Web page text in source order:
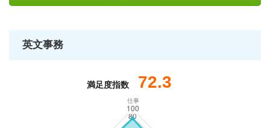
英文事務
満足度指数 72.3
仕事